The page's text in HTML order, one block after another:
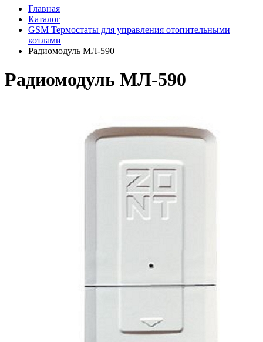
Главная
Каталог
GSM Термостаты для управления отопительными
котлами
Радиомодуль МЛ-590
Радиомодуль МЛ-590